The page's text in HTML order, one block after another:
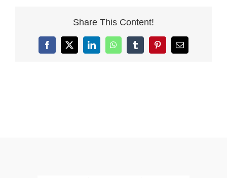
Share This Content!
FacebookTwitterLinkedInWhatsAppTumblrPinterestEmail